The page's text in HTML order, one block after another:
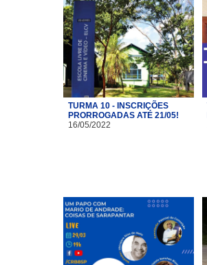
TURMA 10 - INSCRIÇÕES
PRORROGADAS ATÉ 21/05!
16/05/2022